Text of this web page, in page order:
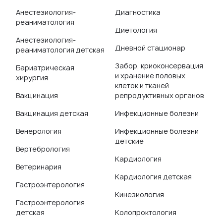
Анестезиология-
реаниматология
Анестезиология-
реаниматология детская
Бариатрическая
хирургия
Вакцинация
Вакцинация детская
Венерология
Вертебрология
Ветеринария
Гастроэнтерология
Гастроэнтерология
детская
Диагностика
Диетология
Дневной стационар
Забор, криоконсервация
и хранение половых
клеток и тканей
репродуктивных органов
Инфекционные болезни
Инфекционные болезни
детские
Кардиология
Кардиология детская
Кинезиология
Колопроктология